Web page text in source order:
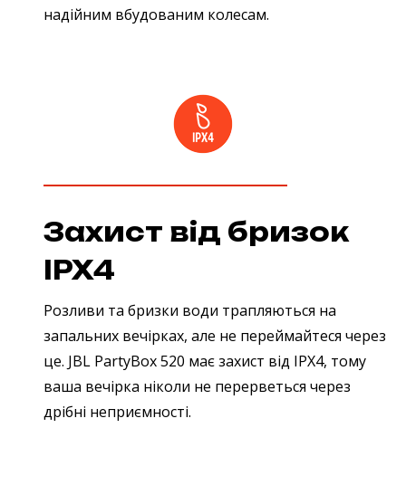
надійним вбудованим колесам.
Захист від бризок
IPX4
Розливи та бризки води трапляються на
запальних вечірках, але не переймайтеся через
це. JBL PartyBox 520 має захист від IPX4, тому
ваша вечірка ніколи не перерветься через
дрібні неприємності.